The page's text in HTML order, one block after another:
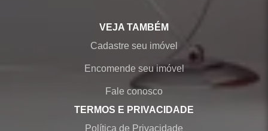
VEJA TAMBÉM
Cadastre seu imóvel
Encomende seu imóvel
Fale conosco
TERMOS E PRIVACIDADE
Política de Privacidade